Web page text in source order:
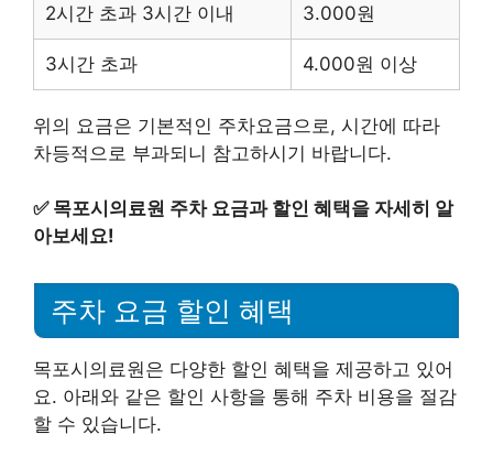
2시간 초과 3시간 이내 3.000원
3시간 초과 4.000원 이상
위의 요금은 기본적인 주차요금으로, 시간에 따라
차등적으로 부과되니 참고하시기 바랍니다.
✅ 목포시의료원 주차 요금과 할인 혜택을 자세히 알
아보세요!
주차 요금 할인 혜택
목포시의료원은 다양한 할인 혜택을 제공하고 있어
요. 아래와 같은 할인 사항을 통해 주차 비용을 절감
할 수 있습니다.